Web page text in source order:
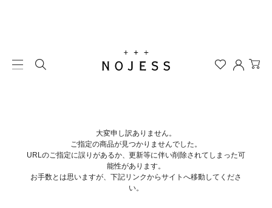
大変申し訳ありません。
ご指定の商品が見つかりませんでした。
URLのご指定に誤りがあるか、更新等に伴い削除されてしまった可
能性があります。
お手数とは思いますが、下記リンクからサイトへ移動してくださ
い。